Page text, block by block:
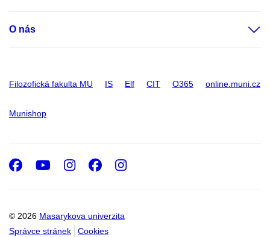
O nás
Filozofická fakulta MU IS Elf CIT O365 online.muni.cz
Munishop
© 2026 Masarykova univerzita
Správce stránek
Cookies
Facebook
Youtube
Instagram
Facebook
Instagram